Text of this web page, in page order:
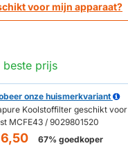
voor mijn apparaat?
prijs
onze huismerkvariant
Koolstoffilter geschikt voor
MCFE43 / 9029801520
67% goedkoper